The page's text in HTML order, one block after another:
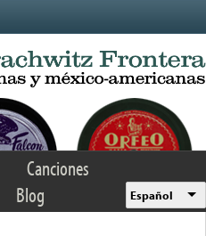
Canciones
Blog Español